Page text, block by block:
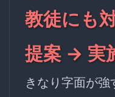
教徒にも
提案 → 実
きなり字面が